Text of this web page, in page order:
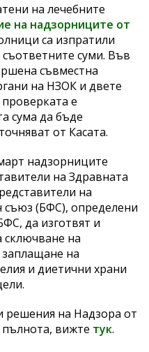
на лечебните
на надзорниците от
са изпратили
съответните суми. Във
съвместна
на НЗОК и двете
е
сума да бъде
от Касата.
надзорниците
на Здравната
на
съюз (БФС), определени
да изготвят и
сключване на
на
и диетични храни
решения на Надзора от
вижте тук.